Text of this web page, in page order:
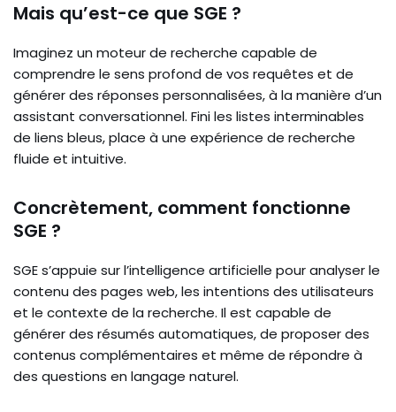
Mais qu’est-ce que SGE ?
Imaginez un moteur de recherche capable de
comprendre le sens profond de vos requêtes et de
générer des réponses personnalisées, à la manière d’un
assistant conversationnel. Fini les listes interminables
de liens bleus, place à une expérience de recherche
fluide et intuitive.
Concrètement, comment fonctionne
SGE ?
SGE s’appuie sur l’intelligence artificielle pour analyser le
contenu des pages web, les intentions des utilisateurs
et le contexte de la recherche. Il est capable de
générer des résumés automatiques, de proposer des
contenus complémentaires et même de répondre à
des questions en langage naturel.